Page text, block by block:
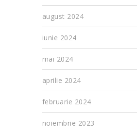
august 2024
iunie 2024
mai 2024
aprilie 2024
februarie 2024
noiembrie 2023